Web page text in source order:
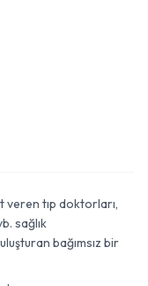
tıp doktorları,
sağlık
bağımsız bir